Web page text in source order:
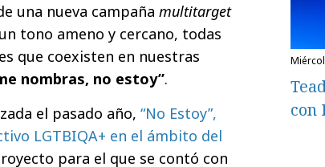
una nueva campaña multitarget
tono ameno y cercano, todas
que coexisten en nuestras
nombras, no estoy”.
el pasado año, “No Estoy”,
LGTBIQA+ en el ámbito del
para el que se contó con
con